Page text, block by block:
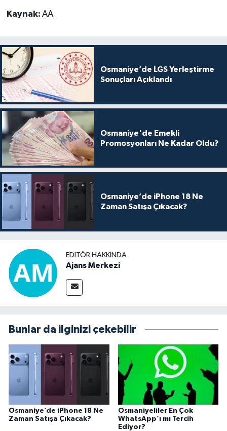
Kaynak: AA
Osmaniye’de LGS Yerleştirme
Sonuçları Açıklandı
Osmaniye'de Emekli
Promosyonları Ne Kadar Oldu?
Osmaniye’de iPhone 18 Ne
Zaman Satışa Çıkacak?
EDITÖR HAKKINDA
Ajans Merkezi
Bunlar da ilginizi çekebilir
Osmaniye’de iPhone 18 Ne
Zaman Satışa Çıkacak?
Osmaniyeliler En Çok
WhatsApp’ı mı Tercih
Ediyor?